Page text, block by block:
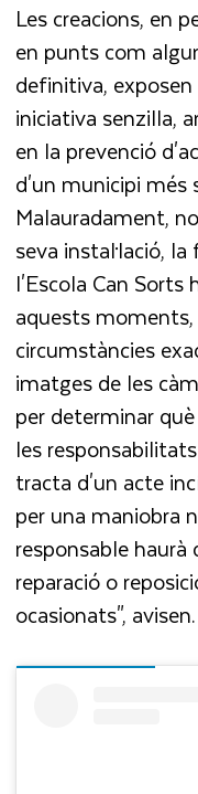
Les creacions, en
en punts com
definitiva,
iniciativa senzilla,
en la prevenció
d'un municipi més
Malauradament,
seva instal·lació,
l'Escola Can Sorts
aquests
circumstàncies
imatges de les
per determinar
les
tracta d'un acte
per una maniobra
responsable
reparació o
ocasionats", avisen.